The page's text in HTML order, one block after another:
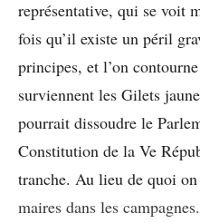
représentative, qui se voit
fois qu’il existe un péril
principes, et l’on
surviennent les Gilets
pourrait dissoudre le
Constitution de la Ve
tranche. Au lieu de quoi
maires dans les